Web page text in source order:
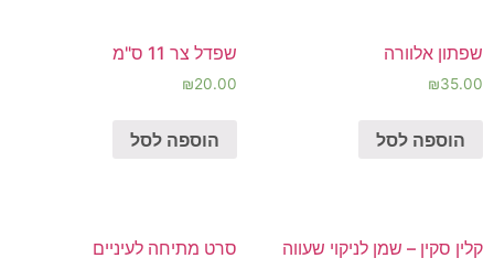
שפתון אלוורה
₪35.00
הוספה לסל
שפדל צר 11 ס"מ
₪20.00
הוספה לסל
קלין סקין – שמן לניקוי שעווה סרט מתיחה לעיניים